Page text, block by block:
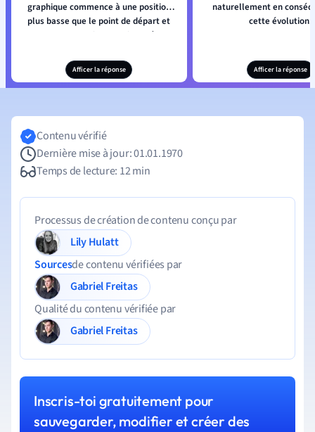
graphique commence à une position
plus basse que le point de départ et
monte progressivement jusqu'à un
point de départ.
Afficer la réponse
naturellement en
cette évolution.
Afficer la réponse
Contenu vérifié
Dernière mise à jour: 01.01.1970
Temps de lecture: 12 min
Processus de création de contenu conçu par
Lily Hulatt
Sourcesde contenu vérifiées par
Gabriel Freitas
Qualité du contenu vérifiée par
Gabriel Freitas
Inscris-toi gratuitement pour
sauvegarder, modifier et créer des